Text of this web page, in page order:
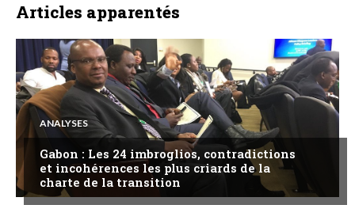
Articles apparentés
ANALYSES
Gabon : Les 24 imbroglios, contradictions
et incohérences les plus criards de la
charte de la transition